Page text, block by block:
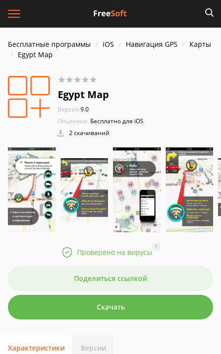
Бесплатные программы iOS Навигация GPS
Карты
Egypt Map
Egypt Map
Версия:9.0
Лицензия: Бесплатно для iOS
2 скачиваний
Проверено на вирусы
?
Поделиться ссылкой
Скачать
Характеристики Версии